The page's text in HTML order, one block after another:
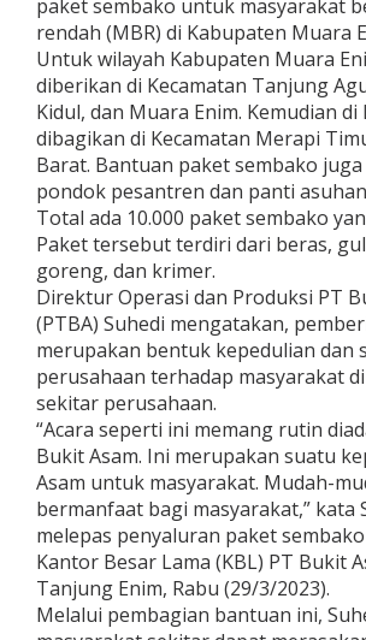
paket sembako untuk masyarakat
rendah (MBR) di Kabupaten Muara
Untuk wilayah Kabupaten Muara
diberikan di Kecamatan Tanjung
Kidul, dan Muara Enim. Kemudian
dibagikan di Kecamatan Merapi
Barat. Bantuan paket sembako
pondok pesantren dan panti
Total ada 10.000 paket sembako
Paket tersebut terdiri dari beras,
goreng, dan krimer.
Direktur Operasi dan Produksi PT
(PTBA) Suhedi mengatakan,
merupakan bentuk kepedulian dan
perusahaan terhadap masyarakat
sekitar perusahaan.
“Acara seperti ini memang rutin
Bukit Asam. Ini merupakan suatu
Asam untuk masyarakat. Mudah-
bermanfaat bagi masyarakat,” kata
melepas penyaluran paket
Kantor Besar Lama (KBL) PT Bukit
Tanjung Enim, Rabu (29/3/2023).
Melalui pembagian bantuan ini,